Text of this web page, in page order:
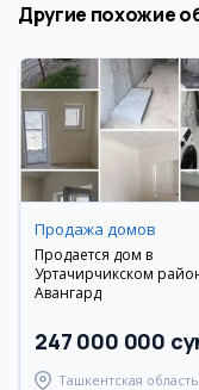
Другие похожие
Продажа домов
Продается дом в
Уртачирчикском
Авангард
247 000 000
Ташкентская